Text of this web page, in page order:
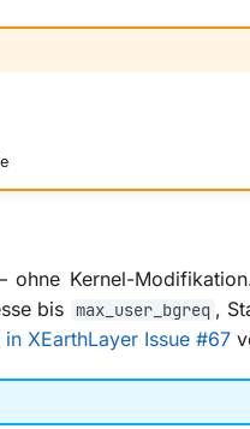
Kernel-
bis max_user_bgreq ,
XEarthLayer Issue #67